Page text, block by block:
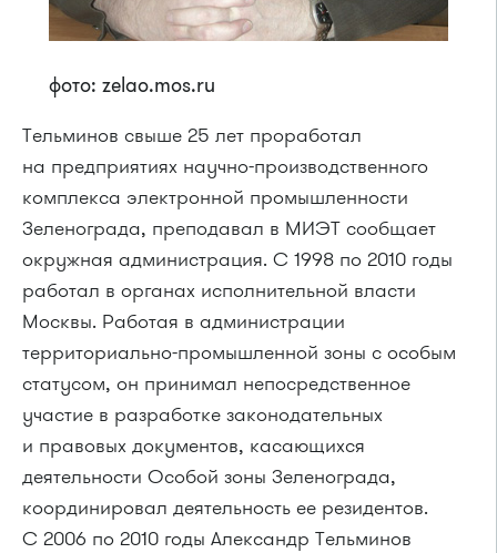
фото: zelao.mos.ru
Тельминов свыше 25 лет проработал
на предприятиях научно-производственного
комплекса электронной промышленности
Зеленограда, преподавал в МИЭТ сообщает
окружная администрация. С 1998 по 2010 годы
работал в органах исполнительной власти
Москвы. Работая в администрации
территориально-промышленной зоны с особым
статусом, он принимал непосредственное
участие в разработке законодательных
и правовых документов, касающихся
деятельности Особой зоны Зеленограда,
координировал деятельность ее резидентов.
С 2006 по 2010 годы Александр Тельминов